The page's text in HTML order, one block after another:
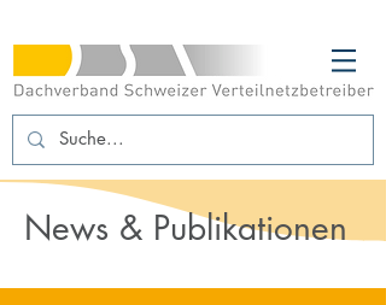
News & Publikationen